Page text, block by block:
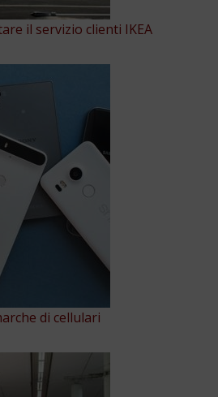
il servizio clienti IKEA
di cellulari